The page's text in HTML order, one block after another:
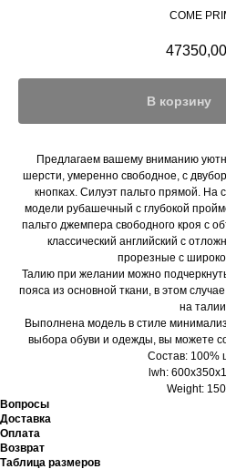
COME
47350,00
В корзину
Предлагаем вашему вниманию
шерсти, умеренно свободное, с
кнопках. Силуэт пальто прямой. На
модели рубашечный с глубокой
пальто джемпера свободного кроя с
классический английский с
прорезные с
Талию при желании можно
пояса из основной ткани, в этом
на
Выполнена модель в стиле
выбора обуви и одежды, вы можете
Состав: 100%
lwh:
Weight:
Вопросы
Доставка
Оплата
Возврат
Таблица размеров